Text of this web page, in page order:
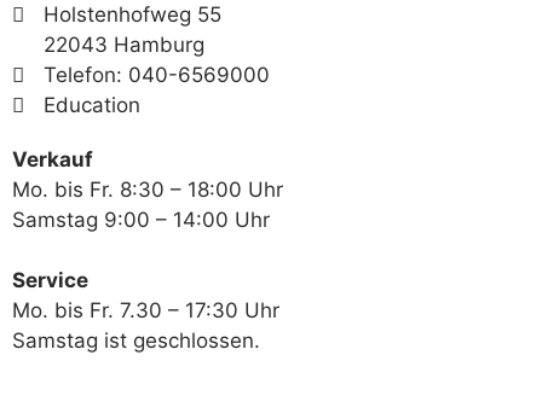
Holstenhofweg 55
22043 Hamburg
Telefon: 040-6569000
Education
Verkauf
Mo. bis Fr. 8:30 – 18:00 Uhr
Samstag 9:00 – 14:00 Uhr
Service
Mo. bis Fr. 7.30 – 17:30 Uhr
Samstag ist geschlossen.